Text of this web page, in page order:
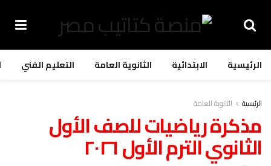
الرئيسية الابتدائية الثانوية العامة التعليم الفني
الرئيسية الثانوية العامة
مذكرة رياضيات للصف الأول
الثانوي الترم الأول ٢٠٢٦